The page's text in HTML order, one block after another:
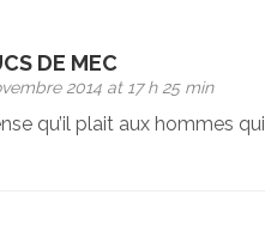
DE MEC
2014 at 17 h 25 min
qu’il plait aux hommes